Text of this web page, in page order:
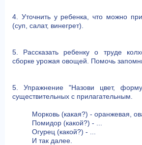
4. Уточнить у ребенка, что можно
(суп, салат, винегрет).
5. Рассказать ребенку о труде
сборке урожая овощей. Помочь
5. Упражнение "Назови цвет,
существительных с прилагательным.
Морковь (какая?) - оранжевая,
Помидор (какой?) - ...
Огурец (какой?) - ...
И так далее.